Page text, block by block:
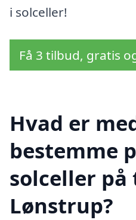
i solceller!
Få 3 tilbud, gratis
Hvad er
bestemme
solceller på
Lønstrup?